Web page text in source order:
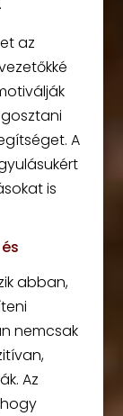
az
A
is
abban,
nemcsak
Az